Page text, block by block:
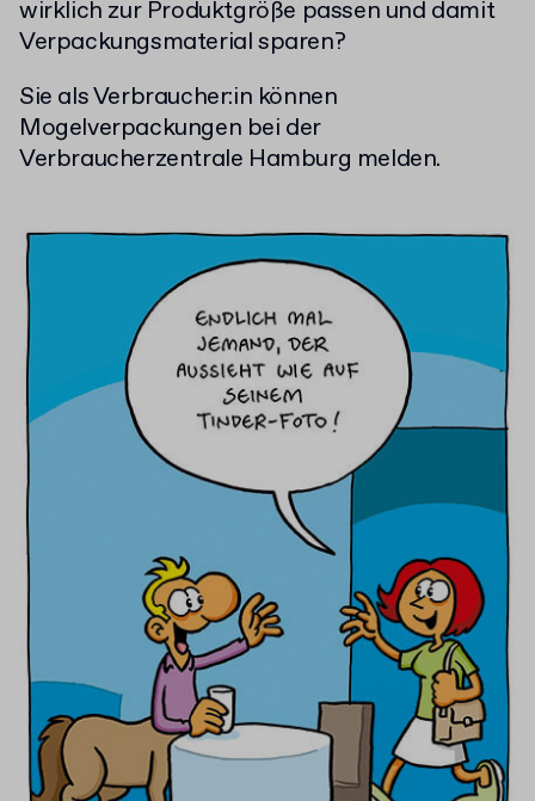
wirklich zur Produktgröße passen und damit
Verpackungsmaterial sparen?
Sie als Verbraucher:in können
Mogelverpackungen bei der
Verbraucherzentrale Hamburg melden.